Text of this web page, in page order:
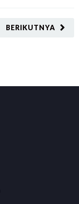
BERIKUTNYA